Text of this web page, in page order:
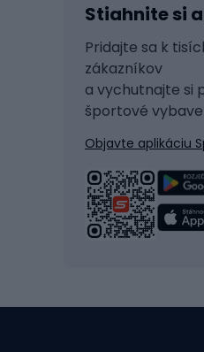
Beh na lyžiach
Skitouring
Korčule
Snowboard
Turistická obuv
Trekingová obuv
Stiahnite si
Pridajte sa k
zákazníkov
a vychutnajte si
športové
Objavte aplikáciu